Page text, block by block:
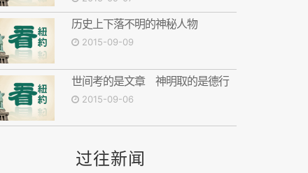
历史上下落不明的神秘人物
2015-09-09
世间考的是文章 神明取的是德行
2015-09-06
过往新闻